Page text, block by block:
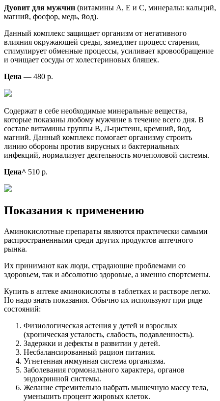
Дуовит для мужчин (витамины А, Е и С, минералы: кальций,
магний, фосфор, медь, йод).
Данный комплекс защищает организм от негативного
влияния окружающей среды, замедляет процесс старения,
стимулирует обменные процессы, усиливает кровообращение
и очищает сосуды от холестериновых бляшек.
Цена — 480 р.
Содержат в себе необходимые минеральные вещества,
которые показаны любому мужчине в течение всего дня. В
составе витамины группы В, Л-цистеин, кремний, йод,
магний. Данный комплекс помогает организму строить
линию обороны против вирусных и бактериальных
инфекций, нормализует деятельность мочеполовой системы.
Цена^ 510 р.
Показания к применению
Аминокислотные препараты являются практически самыми
распространенными среди других продуктов аптечного
рынка.
Их принимают как люди, страдающие проблемами со
здоровьем, так и абсолютно здоровые, а именно спортсмены.
Купить в аптеке аминокислоты в таблетках и растворе легко.
Но надо знать показания. Обычно их используют при ряде
состояний:
Физиологическая астения у детей и взрослых
(хроническая усталость, слабость, подавленность).
Задержки и дефекты в развитии у детей.
Несбалансированный рацион питания.
Угнетенная иммунная система организма.
Заболевания гормонального характера, органов
эндокринной системы.
Желание стремительно набрать мышечную массу тела,
уменьшить процент жировых клеток.